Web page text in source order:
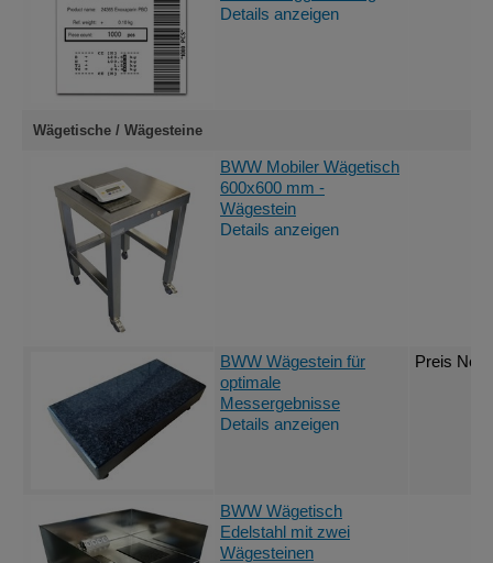
Details anzeigen
Wägetische / Wägesteine
BWW Mobiler Wägetisch
600x600 mm -
Wägestein
Details anzeigen
BWW Wägestein für
optimale
Messergebnisse
Details anzeigen
Preis
BWW Wägetisch
Edelstahl mit zwei
Wägesteinen